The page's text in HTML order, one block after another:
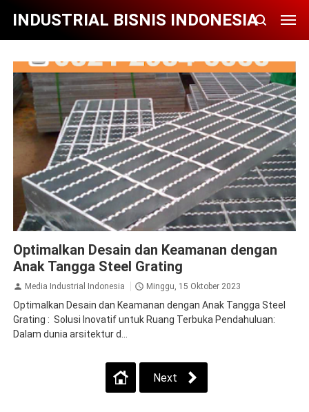
INDUSTRIAL BISNIS INDONESIA
GRATING SURABAYA Jual Grating Murah JUAL GRATING
SURABAYA Jual Plat Grating Surabaya
STEEL GRATING SURABAYA
Optimalkan Desain dan Keamanan dengan
Anak Tangga Steel Grating
Media Industrial Indonesia Minggu, 15 Oktober 2023
Optimalkan Desain dan Keamanan dengan Anak Tangga Steel
Grating : Solusi Inovatif untuk Ruang Terbuka Pendahuluan:
Dalam dunia arsitektur d...
Next